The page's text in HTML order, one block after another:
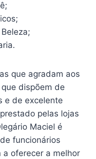
que agradam aos
dispõem de
e de excelente
pelas lojas
Maciel é
funcionários
oferecer a melhor